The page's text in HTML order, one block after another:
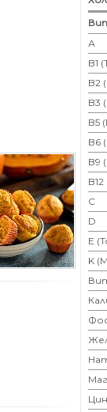
А
B1
B2
B3
B5
B6
B9
C
D
E
K